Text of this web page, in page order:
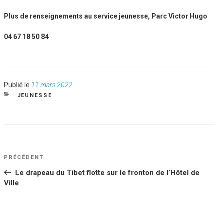
Plus de renseignements au service jeunesse, Parc Victor Hugo
04 67 18 50 84
Publié le Publié
le
11 mars 2022
CATÉGORIES
JEUNESSE
NAVIGATION
DE
L’ARTICLE
Article
PRÉCÉDENT
Le drapeau du Tibet flotte sur le fronton de l’Hôtel de
Ville